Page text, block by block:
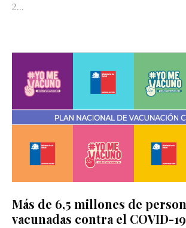
2...
Más de 6,5 millones de
vacunadas contra el COVID-19